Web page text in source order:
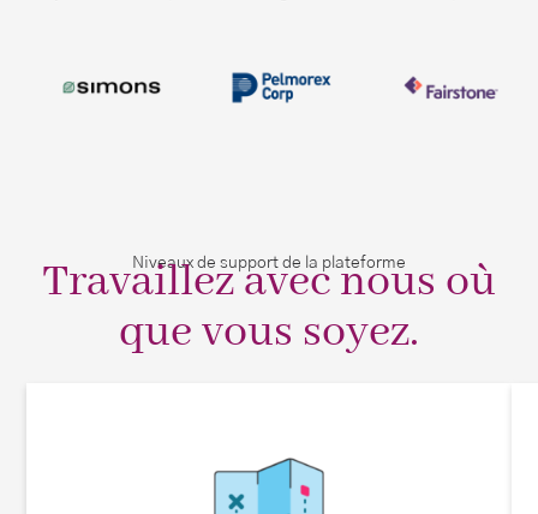
Niveaux de support de la plateforme
Travaillez avec nous où
que vous soyez.